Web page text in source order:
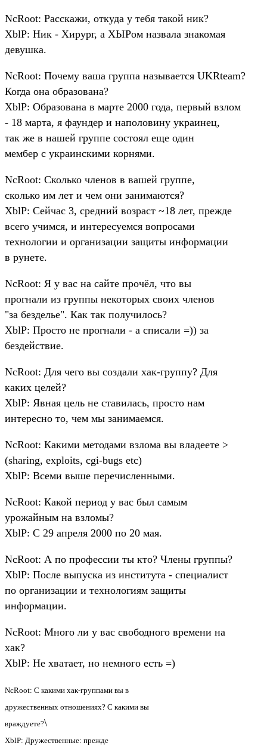
NcRoot: Расскажи, откуда у тебя такой ник?
XblP: Ник - Хирург, а ХЫРом назвала знакомая
девушка.
NcRoot: Почему ваша группа называется UKRteam?
Когда она образована?
XblP: Образована в марте 2000 года, первый взлом
- 18 марта, я фаундер и наполовину украинец,
так же в нашей группе состоял еще один
мембер с украинскими корнями.
NcRoot: Сколько членов в вашей группе,
сколько им лет и чем они занимаются?
XblP: Сейчас 3, средний возраст ~18 лет, прежде
всего учимся, и интересуемся вопросами
технологии и организации защиты информации
в рунете.
NcRoot: Я у вас на сайте прочёл, что вы
прогнали из группы некоторых своих членов
"за безделье". Как так получилось?
XblP: Просто не прогнали - а списали =)) за
бездействие.
NcRoot: Для чего вы создали хак-группу? Для
каких целей?
XblP: Явная цель не ставилась, просто нам
интересно то, чем мы занимаемся.
NcRoot: Какими методами взлома вы владеете >
(sharing, exploits, cgi-bugs etc)
XblP: Всеми выше перечисленными.
NcRoot: Какой период у вас был самым
урожайным на взломы?
XblP: С 29 апреля 2000 по 20 мая.
NcRoot: А по профессии ты кто? Члены группы?
XblP: После выпуска из института - специалист
по организации и технологиям защиты
информации.
NcRoot: Много ли у вас свободного времени на
хак?
XblP: Не хватает, но немного есть =)
NcRoot: С какими хак-группами вы в
дружественных отношениях? С какими вы
враждуете?\
XblP: Дружественные: прежде